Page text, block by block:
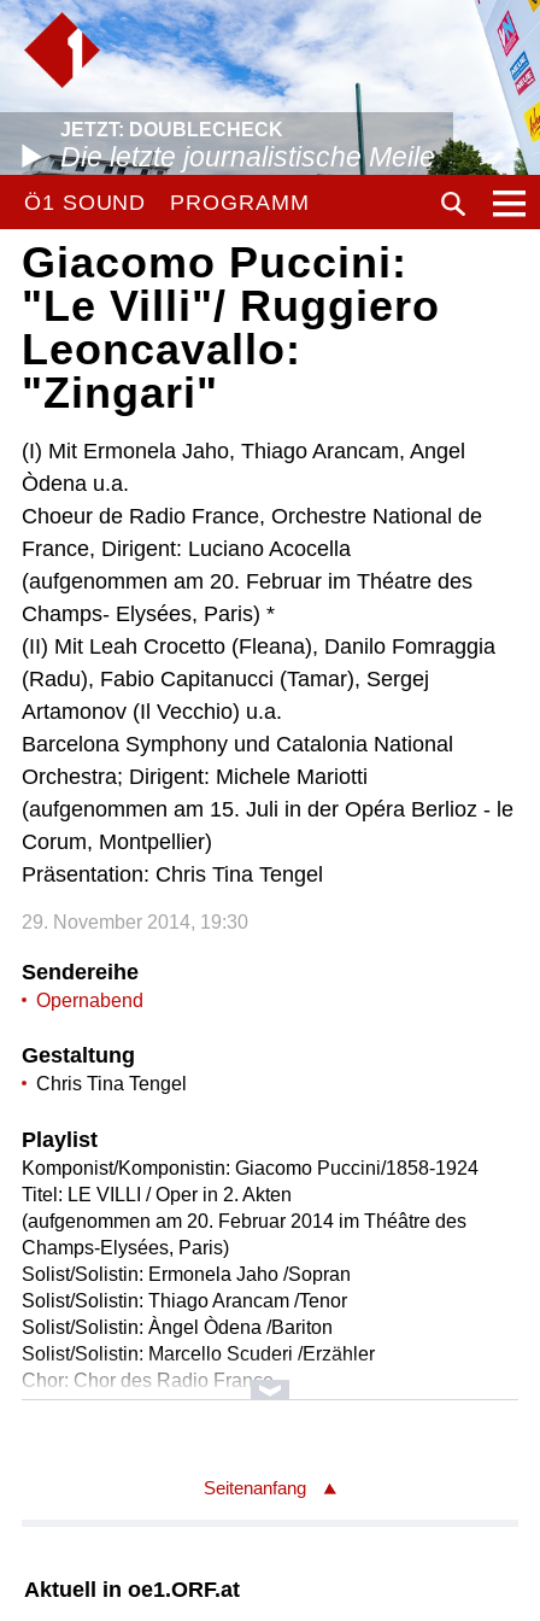
JETZT: DOUBLECHECK
Die letzte journalistische Meile
Ö1 SOUND PROGRAMM
Giacomo Puccini:
"Le Villi"/ Ruggiero
Leoncavallo:
"Zingari"
(I) Mit Ermonela Jaho, Thiago Arancam, Angel
Òdena u.a.
Choeur de Radio France, Orchestre National de
France, Dirigent: Luciano Acocella
(aufgenommen am 20. Februar im Théatre des
Champs- Elysées, Paris) *
(II) Mit Leah Crocetto (Fleana), Danilo Fomraggia
(Radu), Fabio Capitanucci (Tamar), Sergej
Artamonov (Il Vecchio) u.a.
Barcelona Symphony und Catalonia National
Orchestra; Dirigent: Michele Mariotti
(aufgenommen am 15. Juli in der Opéra Berlioz - le
Corum, Montpellier)
Präsentation: Chris Tina Tengel
29. November 2014, 19:30
Sendereihe
Opernabend
Gestaltung
Chris Tina Tengel
Playlist
Komponist/Komponistin: Giacomo Puccini/1858-1924
Titel: LE VILLI / Oper in 2. Akten
(aufgenommen am 20. Februar 2014 im Théâtre des
Champs-Elysées, Paris)
Solist/Solistin: Ermonela Jaho /Sopran
Solist/Solistin: Thiago Arancam /Tenor
Solist/Solistin: Àngel Òdena /Bariton
Solist/Solistin: Marcello Scuderi /Erzähler
Chor: Chor des Radio France
Choreinstudierung: Stéphane Petitjean
Textdichter/Textdichterin, Textquelle: Enrico
Seitenanfang
Aktuell in oe1.ORF.at